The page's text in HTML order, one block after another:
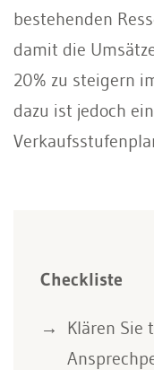
bestehenden
damit die
20% zu steigern
dazu ist jedoch
Checkliste
Klären Sie